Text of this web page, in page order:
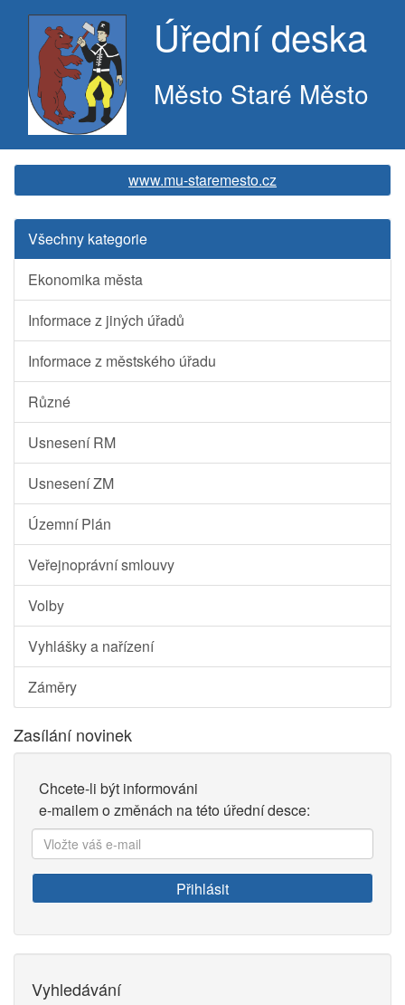
Úřední deska
Město Staré Město
www.mu-staremesto.cz
Všechny kategorie
Ekonomika města
Informace z jiných úřadů
Informace z městského úřadu
Různé
Usnesení RM
Usnesení ZM
Územní Plán
Veřejnoprávní smlouvy
Volby
Vyhlášky a nařízení
Záměry
Zasílání novinek
Chcete-li být informováni
e-mailem o změnách na této úřední desce:
Vložte
váš
e-
mail:
Přihlásit
Vyhledávání